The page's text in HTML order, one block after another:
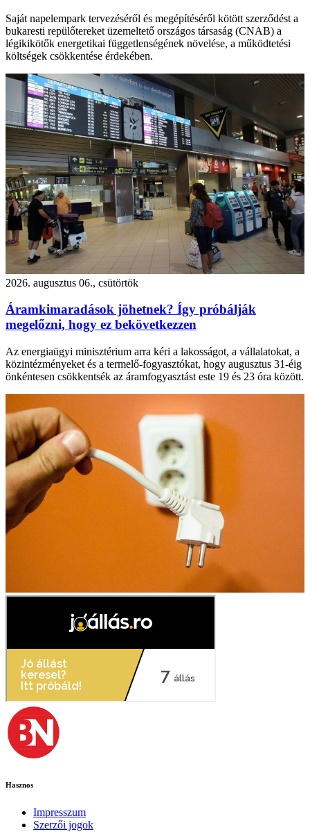
Saját napelempark tervezéséről és megépítéséről kötött szerződést a
bukaresti repülőtereket üzemeltető országos társaság (CNAB) a
légikikötők energetikai függetlenségének növelése, a működtetési
költségek csökkentése érdekében.
2026. augusztus 06., csütörtök
Áramkimaradások jöhetnek? Így próbálják
megelőzni, hogy ez bekövetkezzen
Az energiaügyi minisztérium arra kéri a lakosságot, a vállalatokat, a
közintézményeket és a termelő-fogyasztókat, hogy augusztus 31-éig
önkéntesen csökkentsék az áramfogyasztást este 19 és 23 óra között.
Hasznos
Impresszum
Szerzői jogok